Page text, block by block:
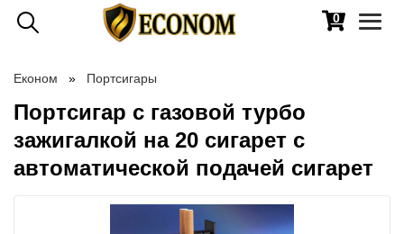
0
Toggle
Економ Портсигары
Портсигар с газовой турбо
зажигалкой на 20 сигарет с
автоматической подачей сигарет